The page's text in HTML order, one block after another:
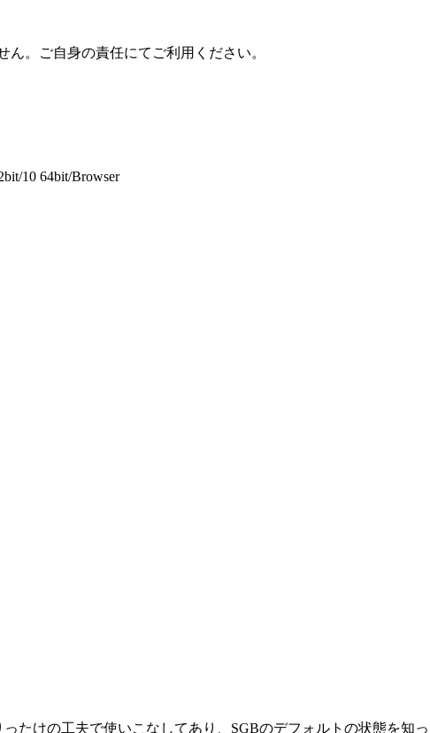
。ご自身の責任にてご利用ください。
10 64bit/Browser
たけの工夫で使いこなしてあり、SGBのデフォルトの状態を知